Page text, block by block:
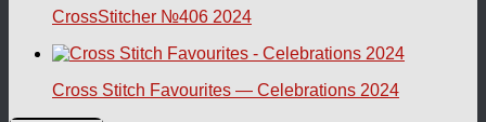
CrossStitcher №406 2024
Cross Stitch Favourites — Celebrations 2024